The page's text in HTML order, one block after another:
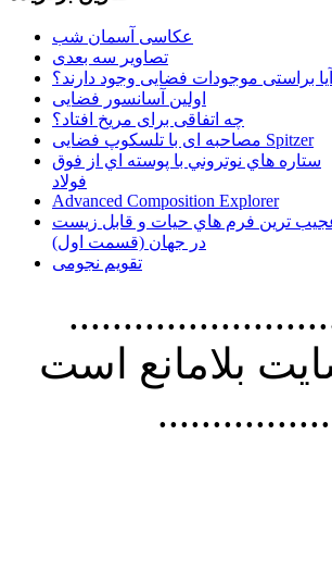
عکاسی آسمان شب
تصاویر سه بعدی
آیا براستی موجودات فضایی وجود دارند؟
اولین آسانسور فضایی
چه اتفاقی برای مریخ افتاد؟
مصاحبه ای با تلسکوپ فضایی Spitzer
ستاره هاي نوتروني با پوسته اي از فوق
فولاد
Advanced Composition Explorer
ترین فرم هاي حيات و قابل زيست
در جهان (قسمت اول)
تقویم نجومی
استفاده از
بلامانع است